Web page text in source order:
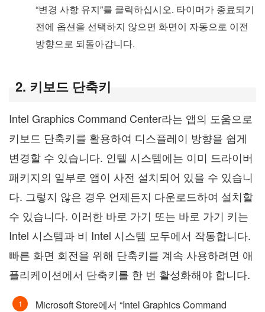
“변경 사항 유지”를 클릭하십시오. 타이머가 종료되기
전에 옵션을 선택하지 않으면 화면이 자동으로 이전
방향으로 되돌아갑니다.
2. 키보드 단축키
Intel Graphics Command Center라는 앱의 도움으로
키보드 단축키를 활용하여 디스플레이 방향을 쉽게
변경할 수 있습니다. 인텔 시스템에는 이미 드라이버
패키지의 일부로 앱이 사전 설치되어 있을 수 있습니
다. 그렇지 않은 경우 언제든지 다운로드하여 설치할
수 있습니다. 이러한 바로 가기 또는 바로 가기 키는
Intel 시스템과 비 Intel 시스템 모두에서 작동합니다.
빠른 화면 회전을 위해 단축키를 계속 사용하려면 애
플리케이션에서 단축키를 한 번 활성화해야 합니다.
Microsoft Store에서 “Intel Graphics Command